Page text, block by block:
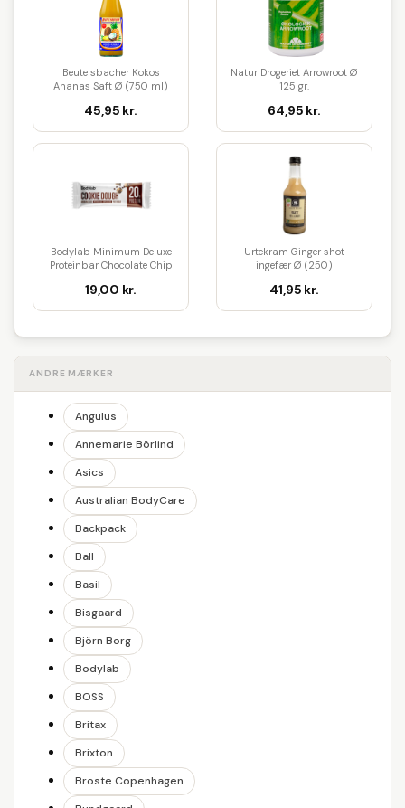
Beutelsbacher Kokos
Ananas Saft Ø (750 ml)
45,95 kr.
Natur Drogeriet Arrowroot Ø
125 gr.
64,95 kr.
Bodylab Minimum Deluxe
Proteinbar Chocolate Chip
19,00 kr.
Urtekram Ginger shot
ingefær Ø (250)
41,95 kr.
ANDRE MÆRKER
Angulus
Annemarie Börlind
Asics
Australian BodyCare
Backpack
Ball
Basil
Bisgaard
Björn Borg
Bodylab
BOSS
Britax
Brixton
Broste Copenhagen